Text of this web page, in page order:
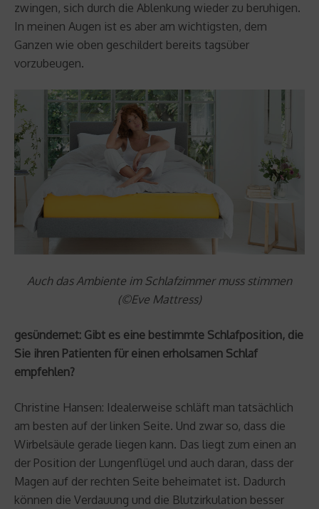
zwingen, sich durch die Ablenkung wieder zu beruhigen.
In meinen Augen ist es aber am wichtigsten, dem
Ganzen wie oben geschildert bereits tagsüber
vorzubeugen.
Auch das Ambiente im Schlafzimmer muss stimmen
(©Eve Mattress)
gesündernet: Gibt es eine bestimmte Schlafposition, die
Sie ihren Patienten für einen erholsamen Schlaf
empfehlen?
Christine Hansen: Idealerweise schläft man tatsächlich
am besten auf der linken Seite. Und zwar so, dass die
Wirbelsäule gerade liegen kann. Das liegt zum einen an
der Position der Lungenflügel und auch daran, dass der
Magen auf der rechten Seite beheimatet ist. Dadurch
können die Verdauung und die Blutzirkulation besser